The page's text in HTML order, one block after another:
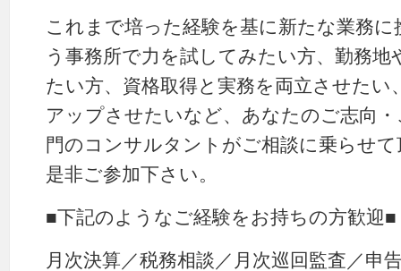
これまで培った経験を基に新たな業務
う事務所で力を試してみたい方、勤務地
たい方、資格取得と実務を両立させたい
アップさせたいなど、あなたのご志向
門のコンサルタントがご相談に乗らせ
是非ご参加下さい。
■下記のようなご経験をお持ちの方歓迎■
月次決算／税務相談／月次巡回監査／申